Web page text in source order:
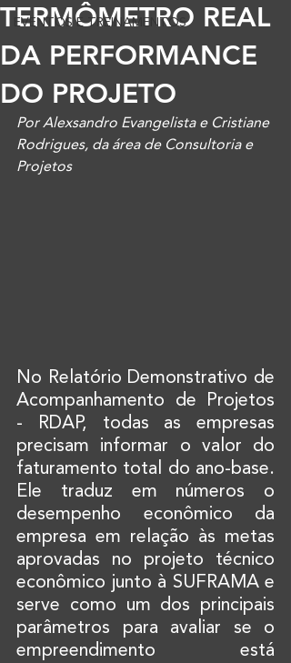
EVENTOS E TREINAMENTOS
TERMÔMETRO REAL
DA PERFORMANCE
DO PROJETO
Por Alexsandro Evangelista e Cristiane
Rodrigues, da área de Consultoria e
Projetos
No Relatório Demonstrativo de
Acompanhamento de Projetos
- RDAP, todas as empresas
precisam informar o valor do
faturamento total do ano-base.
Ele traduz em números o
desempenho econômico da
empresa em relação às metas
aprovadas no projeto técnico
econômico junto à SUFRAMA e
serve como um dos principais
parâmetros para avaliar se o
empreendimento está